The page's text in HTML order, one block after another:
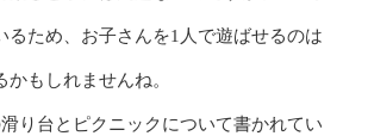
るため、お子さんを1人で遊ばせるのは
もしれませんね。
り台とピクニックについて書かれてい